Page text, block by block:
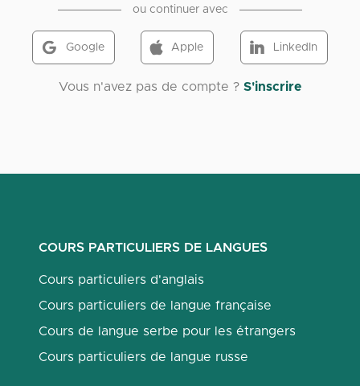
ou continuer avec
Google Apple LinkedIn
Vous n'avez pas de compte ? S'inscrire
COURS PARTICULIERS DE LANGUES
Cours particuliers d'anglais
Cours particuliers de langue française
Cours de langue serbe pour les étrangers
Cours particuliers de langue russe